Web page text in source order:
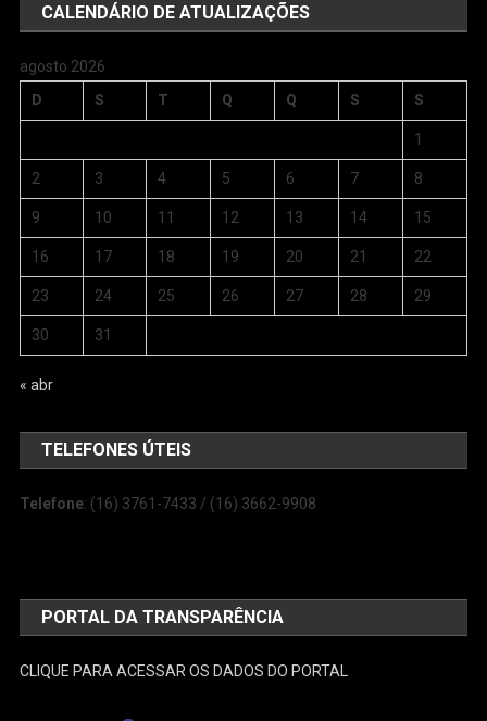
CALENDÁRIO DE ATUALIZAÇÕES
agosto 2026
D
S T Q Q S S
1
2 3 4 5 6 7 8
9 10 11 12 13 14 15
16 17 18 19 20 21 22
23 24 25 26 27 28 29
30 31
« abr
TELEFONES ÚTEIS
Telefone: (16) 3761-7433 / (16) 3662-9908
PORTAL DA TRANSPARÊNCIA
CLIQUE PARA ACESSAR OS DADOS DO PORTAL